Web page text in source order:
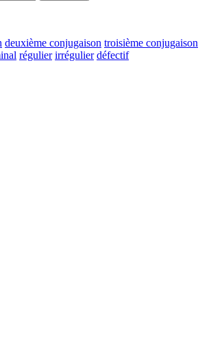
deuxième conjugaison troisième conjugaison
régulier irrégulier défectif